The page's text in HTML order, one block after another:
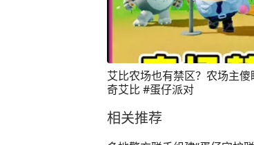
艾比农场也有禁区？农场主
奇艾比 #蛋仔派对
相关推荐